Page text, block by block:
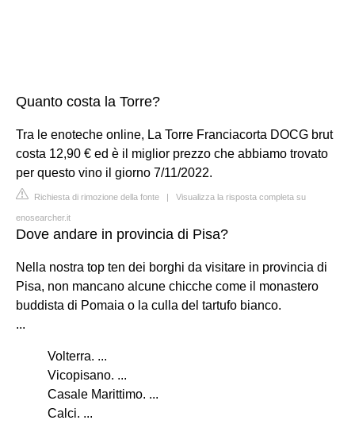
Quanto costa la Torre?
Tra le enoteche online, La Torre Franciacorta DOCG brut
costa 12,90 € ed è il miglior prezzo che abbiamo trovato
per questo vino il giorno 7/11/2022.
Richiesta di rimozione della fonte | Visualizza la risposta completa su
enosearcher.it
Dove andare in provincia di Pisa?
Nella nostra top ten dei borghi da visitare in provincia di
Pisa, non mancano alcune chicche come il monastero
buddista di Pomaia o la culla del tartufo bianco.
...
Volterra. ...
Vicopisano. ...
Casale Marittimo. ...
Calci. ...